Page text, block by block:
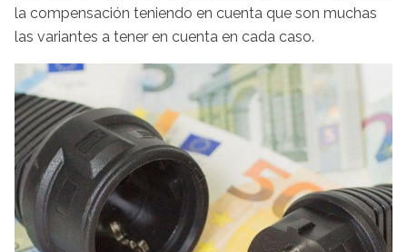
la compensación teniendo en cuenta que son muchas
las variantes a tener en cuenta en cada caso.